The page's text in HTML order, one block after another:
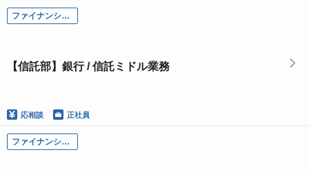
ファイナンシャル・ソリューション本部
【信託部】銀行 / 信託ミドル業務
応相談 正社員
ファイナンシャル・ソリューション本部